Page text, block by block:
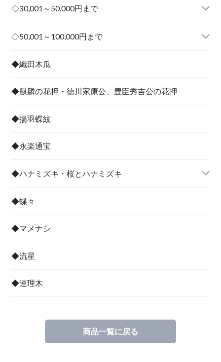
その他
◇30,001～50,000円まで
その他
◇50,001～100,000円まで
◆織田木瓜
◆麒麟の花押・徳川家康公、豊臣秀吉公の花押
◆揚羽蝶紋
◆永楽通宝
◆ハナミズキ・桜とハナミズキ
◆蝶々
◆マメナシ
◆流星
◆連理木
商品一覧に戻る